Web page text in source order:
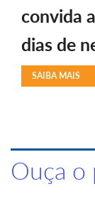
convida
dias de
SAIBA MAIS
Ouça o